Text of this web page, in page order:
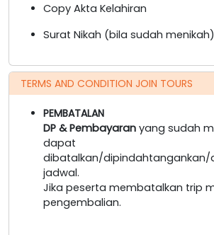
Copy Akta Kelahiran
Surat Nikah (bila sudah menikah)
TERMS AND CONDITION JOIN TOURS
PEMBATALAN
DP & Pembayaran yang sudah
dapat
dibatalkan/dipindahtangankan/
jadwal.
Jika peserta membatalkan trip
pengembalian.